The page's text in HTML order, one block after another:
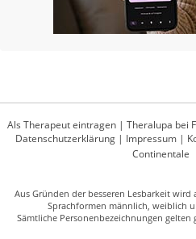
Als Therapeut eintragen | Theralupa bei
Datenschutzerklärung| Impressum|
Continentale
Aus Gründen der besseren Lesbarkeit
Sprachformen männlich, weiblich
Sämtliche Personenbezeichnungen gelten